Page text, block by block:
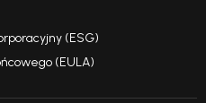
(ESG)
(EULA)